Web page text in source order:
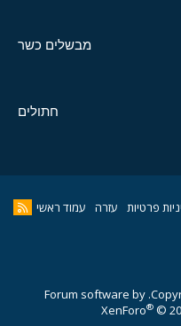
מבשלים כשר
חתולים
פרטיות עזרה עמוד ראשי
Forum software by
XenForo® ©